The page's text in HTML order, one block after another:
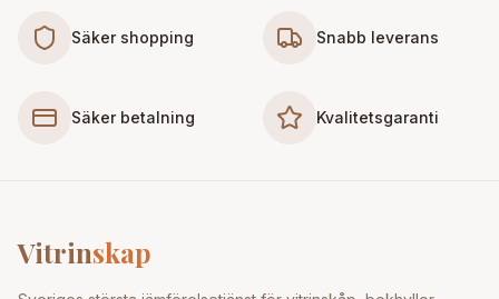
Säker shopping Snabb leverans
Säker betalning Kvalitetsgaranti
Vitrinskap